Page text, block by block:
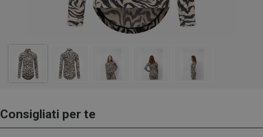
Consigliati per te